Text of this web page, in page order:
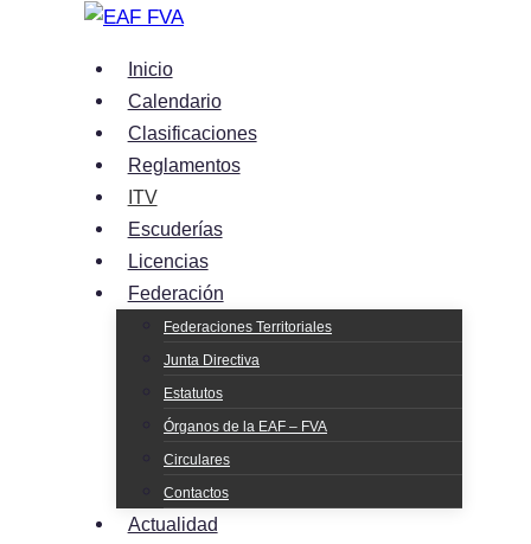
Inicio
Calendario
Clasificaciones
Reglamentos
ITV
Escuderías
Licencias
Federación
Federaciones Territoriales
Junta Directiva
Estatutos
Órganos de la EAF – FVA
Circulares
Contactos
Actualidad